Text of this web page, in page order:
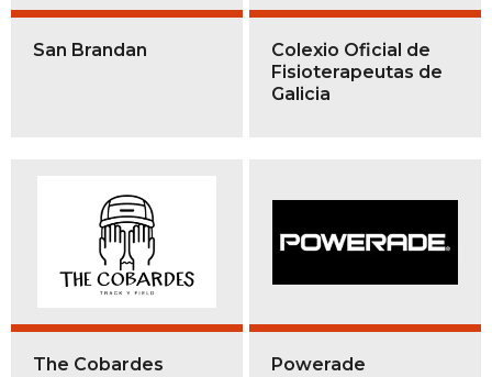
San Brandan
Colexio Oficial de
Fisioterapeutas de
Galicia
The Cobardes Powerade